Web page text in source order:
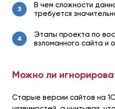
3
В чем сложности
требуется
4
Этапы проекта по
взломанного сайта и
Можно ли
Старые версии сайтов на